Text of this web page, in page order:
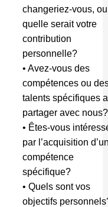
changeriez-vous, ou
quelle serait votre
contribution
personnelle?
• Avez-vous des
compétences ou
talents spécifiques a
partager avec nous?
• Êtes-vous
par l’acquisition
compétence
spécifique?
• Quels sont vos
objectifs